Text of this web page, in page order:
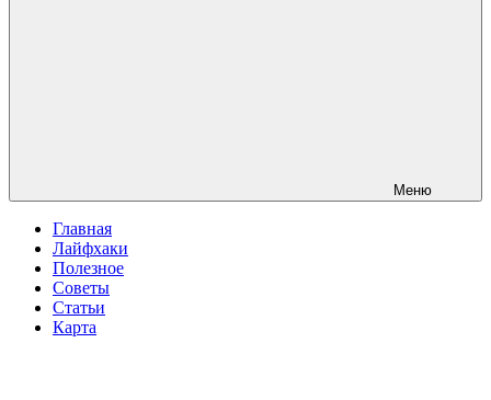
Меню
Главная
Лайфхаки
Полезное
Советы
Статьи
Карта